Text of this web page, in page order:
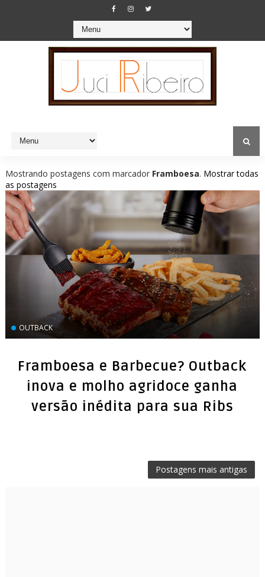
Mostrando postagens com marcador Framboesa. Mostrar todas
as postagens
OUTBACK
Framboesa e Barbecue? Outback
inova e molho agridoce ganha
versão inédita para sua Ribs
Postagens mais antigas